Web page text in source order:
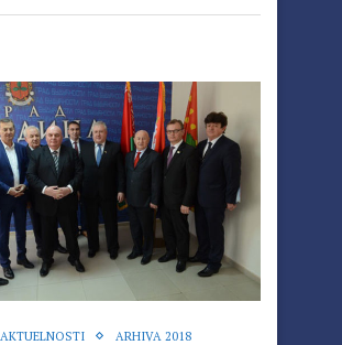
AKTUELNOSTI ARHIVA 2018